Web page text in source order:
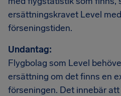
ersättningskravet Level
förseningstiden.
Undantag:
Flygbolag som Level
ersättning om det finns en
förseningen. Det innebär